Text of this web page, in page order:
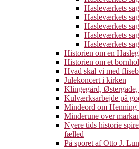
Hasleværkets
Hasleværkets
Hasleværkets
Hasleværkets
Hasleværkets
Historien om en
Historien om et
Hvad skal vi med
Julekoncert i kirken
Klingegård,
Kulværksarbejde på
Mindeord om Henning
Minderune over
Nyere tids historie
fælled
På sporet af Otto J.